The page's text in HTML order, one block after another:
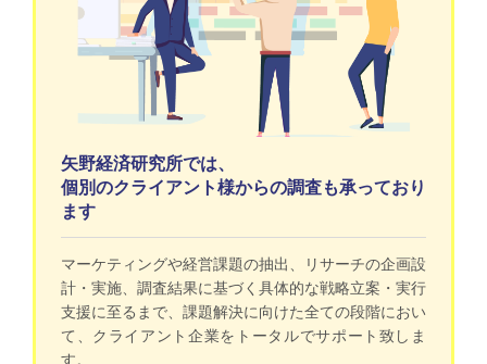
矢野経済研究所では、
個別のクライアント様からの調査も承っており
ます
マーケティングや経営課題の抽出、リサーチの企画設
計・実施、調査結果に基づく具体的な戦略立案・実行
支援に至るまで、課題解決に向けた全ての段階におい
て、クライアント企業をトータルでサポート致しま
す。